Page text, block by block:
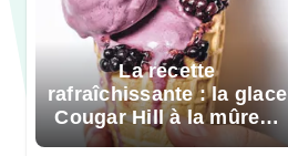
La recette
rafraîchissante : la glace
Cougar Hill à la mûre…